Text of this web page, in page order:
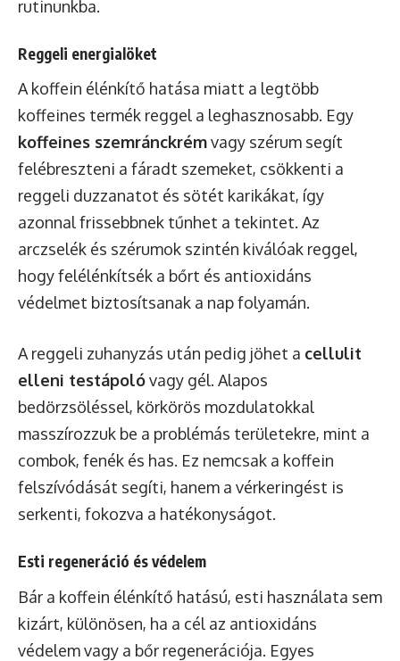
rutinunkba.
Reggeli energialöket
A koffein élénkítő hatása miatt a legtöbb
koffeines termék reggel a leghasznosabb. Egy
koffeines szemránckrémvagy szérum segít
felébreszteni a fáradt szemeket, csökkenti a
reggeli duzzanatot és sötét karikákat, így
azonnal frissebbnek tűnhet a tekintet. Az
arczselék és szérumok szintén kiválóak reggel,
hogy felélénkítsék a bőrt és antioxidáns
védelmet biztosítsanak a nap folyamán.
A reggeli zuhanyzás után pedig jöhet a cellulit
elleni testápolóvagy gél. Alapos
bedörzsöléssel, körkörös mozdulatokkal
masszírozzuk be a problémás területekre, mint a
combok, fenék és has. Ez nemcsak a koffein
felszívódását segíti, hanem a vérkeringést is
serkenti, fokozva a hatékonyságot.
Esti regeneráció és védelem
Bár a koffein élénkítő hatású, esti használata sem
kizárt, különösen, ha a cél az antioxidáns
védelem vagy a bőr regenerációja. Egyes